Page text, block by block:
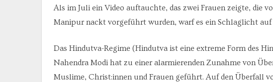
Als im Juli ein Video auftauchte, das zwei Frauen zeigte, die
Manipur nackt vorgeführt wurden, warf es ein Schlaglicht auf
Das Hindutva-Regime (Hindutva ist eine extreme Form des
Nahendra Modi hat zu einer alarmierenden Zunahme von
Muslime, Christ:innen und Frauen geführt. Auf den Überfall